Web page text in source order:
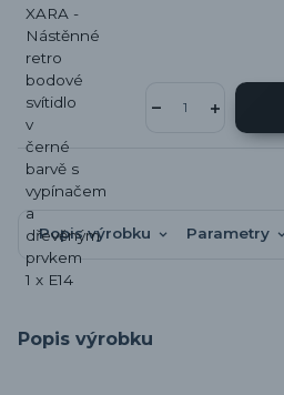
Popis výrobku Parametry
Popis výrobku